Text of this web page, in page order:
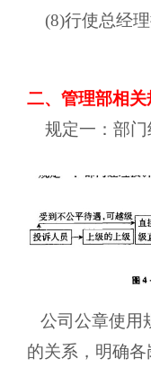
(8)行使总经理
二、管理部相关
规定一：部门
公司公章使用
的关系，明确